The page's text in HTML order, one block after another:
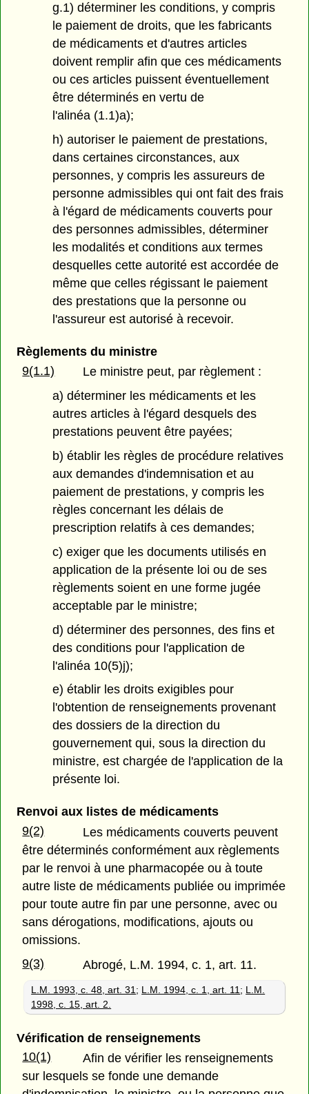
g.1) déterminer les conditions, y compris
le paiement de droits, que les fabricants
de médicaments et d'autres articles
doivent remplir afin que ces médicaments
ou ces articles puissent éventuellement
être déterminés en vertu de
l'alinéa (1.1)a);
h) autoriser le paiement de prestations,
dans certaines circonstances, aux
personnes, y compris les assureurs de
personne admissibles qui ont fait des frais
à l'égard de médicaments couverts pour
des personnes admissibles, déterminer
les modalités et conditions aux termes
desquelles cette autorité est accordée de
même que celles régissant le paiement
des prestations que la personne ou
l'assureur est autorisé à recevoir.
Règlements du ministre
9(1.1)
Le ministre peut, par règlement :
a) déterminer les médicaments et les
autres articles à l'égard desquels des
prestations peuvent être payées;
b) établir les règles de procédure relatives
aux demandes d'indemnisation et au
paiement de prestations, y compris les
règles concernant les délais de
prescription relatifs à ces demandes;
c) exiger que les documents utilisés en
application de la présente loi ou de ses
règlements soient en une forme jugée
acceptable par le ministre;
d) déterminer des personnes, des fins et
des conditions pour l'application de
l'alinéa 10(5)j);
e) établir les droits exigibles pour
l'obtention de renseignements provenant
des dossiers de la direction du
gouvernement qui, sous la direction du
ministre, est chargée de l'application de la
présente loi.
Renvoi aux listes de médicaments
9(2)
Les médicaments couverts peuvent
être déterminés conformément aux règlements
par le renvoi à une pharmacopée ou à toute
autre liste de médicaments publiée ou imprimée
pour toute autre fin par une personne, avec ou
sans dérogations, modifications, ajouts ou
omissions.
9(3)
Abrogé, L.M. 1994, c. 1, art. 11.
L.M. 1993, c. 48, art. 31 ; L.M. 1994, c. 1, art. 11 ; L.M.
1998, c. 15, art. 2.
Vérification de renseignements
10(1)
Afin de vérifier les renseignements
sur lesquels se fonde une demande